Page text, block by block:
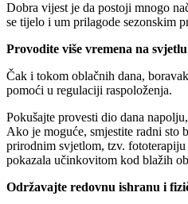
Dobra vijest je da postoji mnogo
se tijelo i um prilagode sezonskim
Provodite više vremena na svjetlu
Čak i tokom oblačnih dana,
pomoći u regulaciji raspoloženja.
Pokušajte provesti dio dana
Ako je moguće, smjestite radni sto
prirodnim svjetlom, tzv.
pokazala učinkovitom kod blažih
Održavajte redovnu ishranu i